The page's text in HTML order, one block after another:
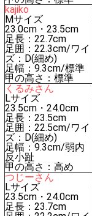
kajiko
Mサイズ
23.0cm・23.5cm
足長：22.7cm
足囲：22.3cm/ワイ
ズ：D(細め)
足幅：9.3cm/標準
甲の高さ：標準
くるみさん
Lサイズ
23.5cm・24.0cm
足長：23.5cm
足囲：22.5cm/ワイ
ズ：D(細め)
足幅：9.3cm/弱内
反小趾
甲の高さ：高め
つじーさん
Lサイズ
23.5cm・24.0cm
足長：23.7cm